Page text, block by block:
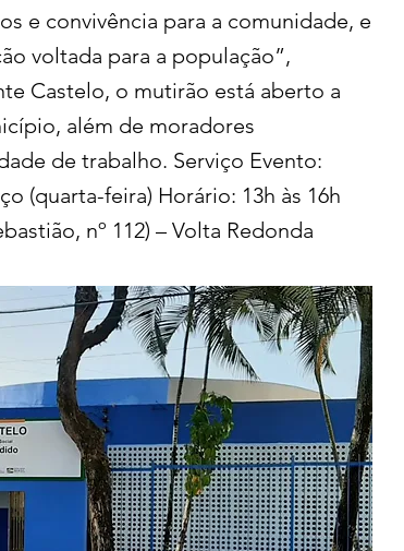
e convivência para a comunidade, e
voltada para a população”,
Castelo, o mutirão está aberto a
além de moradores
de trabalho. Serviço Evento:
(quarta-feira) Horário: 13h às 16h
nº 112) – Volta Redonda